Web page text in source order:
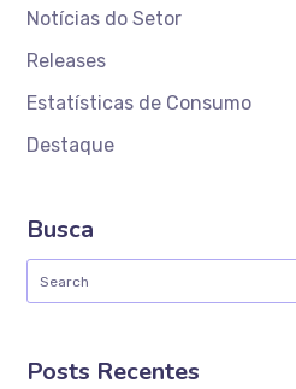
Notícias do Setor
Releases
Estatísticas de Consumo
Destaque
Busca
Posts Recentes